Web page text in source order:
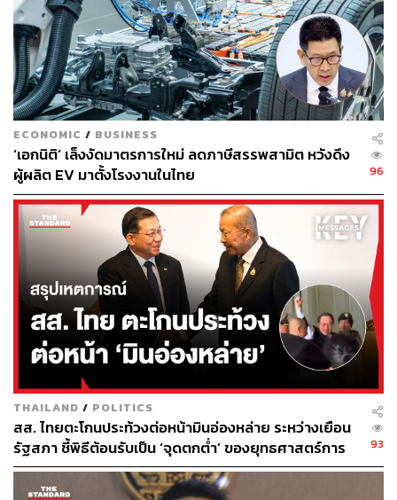
ด้านกระทรวงวัฒนธรรม ภายใต้การนำของ ซาบีดา ไทย
เศรษฐ์ ซึ่งเป็นคนรุ่นใหม่ที่มีบทบาทสำคัญในการช่วยสร้าง
กระแสและภาพลักษณ์ทางการเมืองให้กับพรรคมาก่อน แต่
หลังจากเข้ารับตำแหน่งรัฐมนตรีแล้ว กลับยังไม่สามารถสร้าง
ผลงานที่โดดเด่นและจับต้องได้อย่างชัดเจน โดยภารกิจส่วน
ใหญ่ที่ปรากฏยังคงเป็นงานประจำของกระทรวงมากกว่าจะ
เป็นนโยบายเชิงรุกที่สร้างการเปลี่ยนแปลง
ขณะที่กระทรวงคมนาคม เป็นอีกหนึ่งกระทรวงที่มีรัฐมนตรี
ถึง 4 คน แต่บทบาทด้านการสื่อสารต่อสาธารณะกลับมีความ
แตกต่างกันอย่างชัดเจน พิพัฒน์ รัชกิจประการ ในฐานะเจ้า
กระทรวง ก็กลายเป็นรัฐมนตรีสายล่อฟ้า จากหลายประเด็นที่
เกิดขึ้นในช่วงที่ผ่านมา ทั้งสถานการณ์วิกฤตพลังงาน
โครงการแลนด์บริดจ์ รวมถึงกรณีบุคคลใกล้ชิดลาออก
ท่ามกลางกระแสตรวจสอบที่เกี่ยวข้องกับคดีทุจริตการสอบ
ราชการท้องถิ่น
ส่วนรัฐมนตรีช่วยอีก 3 คน คือ สิริพงศ์ อังคสกุลเกียรติ
รัฐมนตรีช่วยว่าการกระทรวงคมนาคม คือบุคคลที่มีบทบาท
โดดเด่นในด้านการสื่อสารผลงานและชี้แจงนโยบายต่อ
สาธารณะมากที่สุด จนกลายผู้ที่มีบทบาทสำคัญที่สุดของ
กระทรวง ส่วนสรรเพชญ บุญญามณี และภัทรพงษ์ ภัทร
ประสิทธิ์ แม้จะรับผิดชอบภารกิจตามที่ได้รับมอบหมาย แต่ยัง
ECONOMIC / BUSINESS
‘เอกนิติ’ เล็งงัดมาตรการใหม่ ลดภาษีสรรพสามิต หวังดึง
ผู้ผลิต EV มาตั้งโรงงานในไทย
96
THAILAND / POLITICS
สส. ไทยตะโกนประท้วงต่อหน้ามินอ่องหล่าย ระหว่างเยือน
รัฐสภา ชี้พิธีต้อนรับเป็น ‘จุดตกต่ำ’ ของยุทธศาสตร์การ
ทูตไทย
93